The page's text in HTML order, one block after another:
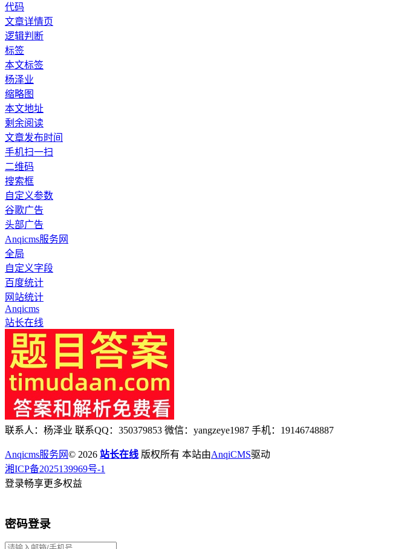
代码
文章详情页
逻辑判断
标签
本文标签
杨泽业
缩略图
本文地址
剩余阅读
文章发布时间
手机扫一扫
二维码
搜索框
自定义参数
谷歌广告
头部广告
Anqicms服务网
全局
自定义字段
百度统计
网站统计
Anqicms
站长在线
联系人：杨泽业 联系QQ：350379853 微信：yangzeye1987 手机：19146748887
Anqicms服务网© 2026 站长在线 版权所有 本站由AnqiCMS驱动
湘ICP备2025139969号-1
登录畅享更多权益
密码登录